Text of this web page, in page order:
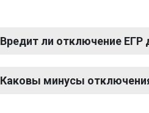
Вредит ли отключение ЕГР
Каковы минусы